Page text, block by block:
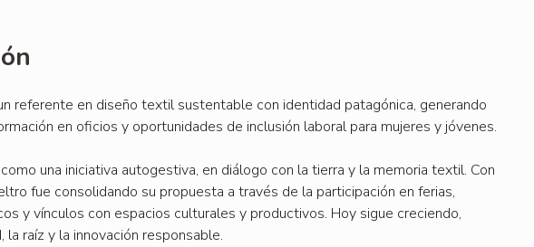
referente en diseño textil sustentable con identidad patagónica, generando
en oficios y oportunidades de inclusión laboral para mujeres y jóvenes.
una iniciativa autogestiva, en diálogo con la tierra y la memoria textil. Con
fue consolidando su propuesta a través de la participación en ferias,
y vínculos con espacios culturales y productivos. Hoy sigue creciendo,
la raíz y la innovación responsable.